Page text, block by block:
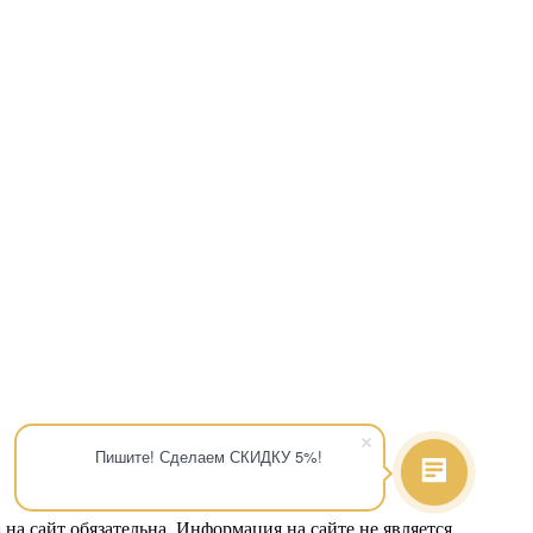
Пишите! Сделаем СКИДКУ 5%!
обязательна. Информация на сайте не является